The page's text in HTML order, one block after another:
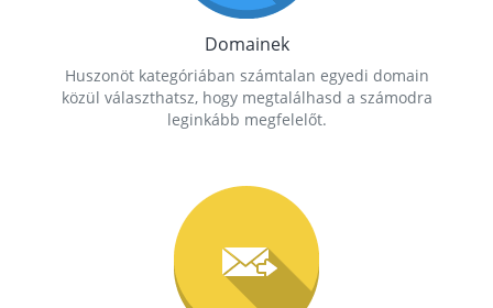
Domainek
Huszonöt kategóriában számtalan egyedi domain
közül választhatsz, hogy megtalálhasd a számodra
leginkább megfelelőt.